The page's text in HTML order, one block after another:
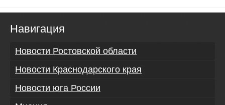
Навигация
Новости Ростовской области
Новости Краснодарского края
Новости юга России